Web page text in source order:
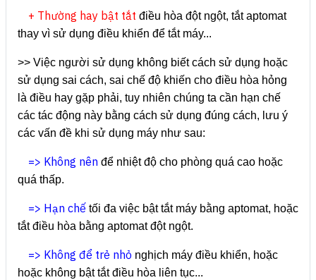
+ Thường hay bật tắt điều hòa đột ngột, tắt aptomat
thay vì sử dụng điều khiển để tắt máy...
>> Việc người sử dụng không biết cách sử dụng hoặc
sử dụng sai cách, sai chế độ khiến cho điều hòa hỏng
là điều hay gặp phải, tuy nhiên chúng ta cần hạn chế
các tác động này bằng cách sử dụng đúng cách, lưu ý
các vấn đề khi sử dụng máy như sau:
=> Không nên để nhiệt độ cho phòng quá cao hoặc
quá thấp.
=> Hạn chế tối đa việc bật tắt máy bằng aptomat, hoặc
tắt điều hòa bằng aptomat đột ngột.
=> Không để trẻ nhỏ nghịch máy điều khiển, hoặc
hoặc không bật tắt điều hòa liên tục...